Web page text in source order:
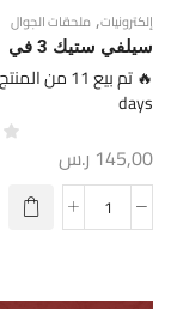
إلكترونيات, ملحقات الجوال
سيلفي ستيك 3 في 1
days
145,00 ر.س